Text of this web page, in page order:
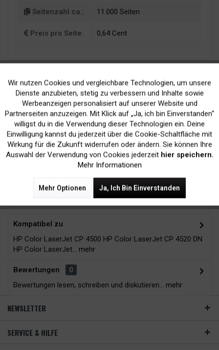
Seitenzahl ca.: 11.000 Seiten
Preis pro Seite: 0,64 Cent
Kein Verlust der
Druckergarantie
Versand innerhalb von
24H*
Kompatibel zu
HP Color LaserJet CP 4500 HP Color LaserJet CP 4520 DN
HP Color LaserJet... mehr
Bewertungen
0
Bewertungen lesen, schreiben und diskutieren... mehr
NEWSLETTER
SERVICE & HILFE
Funktionale Aktiv
Marketing Inaktiv
Tracking Inaktiv
Wir nutzen Cookies und vergleichbare Technologien, um unsere
Dienste anzubieten, stetig zu verbessern und Inhalte sowie
Werbeanzeigen personalisiert auf unserer Website und
Partnerseiten anzuzeigen. Mit Klick auf „Ja, ich bin Einverstanden“
willigst du in die Verwendung dieser Technologien ein. Deine
Einwilligung kannst du jederzeit über die Cookie-Schaltfläche mit
Wirkung für die Zukunft widerrufen oder ändern. Sie können Ihre
Auswahl der Verwendung von Cookies jederzeit hier speichern.
Mehr Informationen
Mehr Optionen Ja, Ich Bin Einverstanden